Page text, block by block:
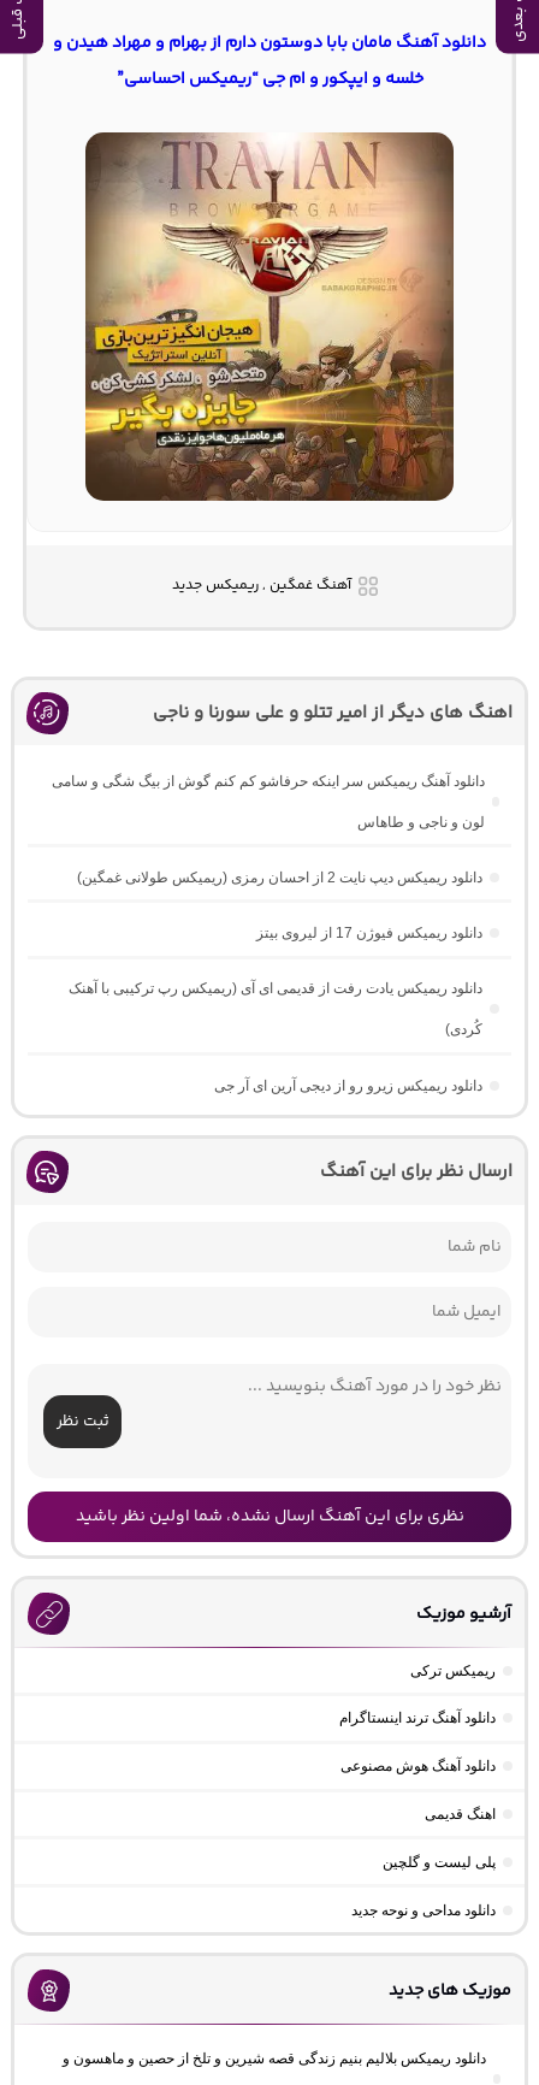
دانلود آهنگ مامان بابا دوستون دارم از بهرام و مهراد هیدن و
خلسه و ایپکور و ام جی “ریمیکس احساسی”
آهنگ غمگین , ریمیکس جدید
اهنگ های دیگر از امیر تتلو و علی سورنا و ناجی
دانلود آهنگ ریمیکس سر اینکه حرفاشو کم کنم گوش از بیگ شگی و سامی
لون و ناجی و طاهاس
دانلود ریمیکس دیپ نایت 2 از احسان رمزی (ریمیکس طولانی غمگین)
دانلود ریمیکس فیوژن 17 از لیروی بیتز
دانلود ریمیکس یادت رفت از قدیمی ای آی (ریمیکس رپ ترکیبی با آهنک
کُردی)
دانلود ریمیکس زیرو رو از دیجی آرین ای آر جی
ارسال نظر برای این آهنگ
ثبت نظر
نظری برای این آهنگ ارسال نشده، شما اولین نظر باشید
آرشیو موزیک
ریمیکس ترکی
دانلود آهنگ ترند اینستاگرام
دانلود آهنگ هوش مصنوعی
اهنگ قدیمی
پلی لیست و گلچین
دانلود مداحی و نوحه جدید
موزیک های جدید
دانلود ریمیکس بلالیم بنیم زندگی قصه شیرین و تلخ از حصین و ماهسون و